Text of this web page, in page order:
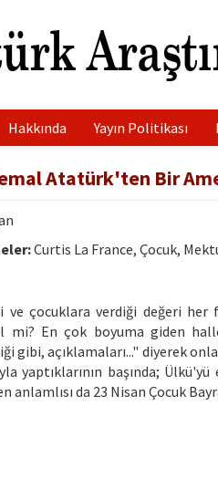
Hakkında Yayın Politikası
Atatürk'ten Bir
Curtis La France, Çocuk,
ve çocuklara verdiği değeri
mi? En çok boyuma giden
gibi, açıklamaları..." diyerek
yaptıklarının başında;
anlamlısı da 23 Nisan Çocuk